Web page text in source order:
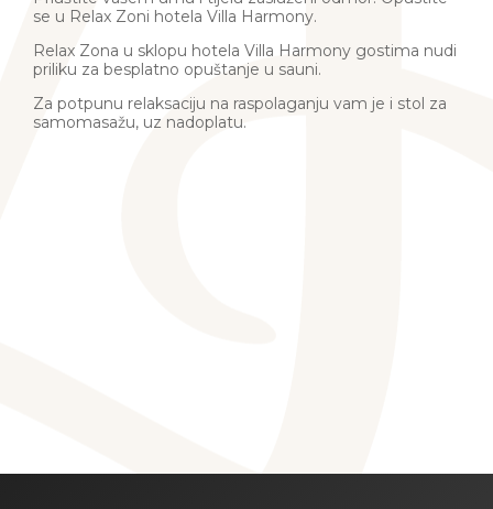
se u Relax Zoni hotela Villa Harmony.
Relax Zona u sklopu hotela Villa Harmony gostima nudi
priliku za besplatno opuštanje u sauni.
Za potpunu relaksaciju na raspolaganju vam je i stol za
samomasažu, uz nadoplatu.